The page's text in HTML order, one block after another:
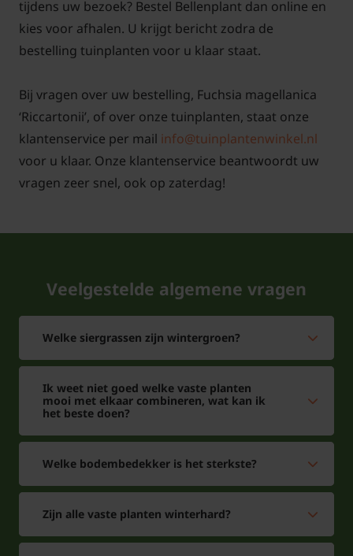
tijdens uw bezoek? Bestel Bellenplant dan online en
kies voor afhalen. U krijgt bericht zodra de
bestelling tuinplanten voor u klaar staat.
Bij vragen over uw bestelling, Fuchsia magellanica
‘Riccartonii’, of over onze tuinplanten, staat onze
klantenservice per mail info@tuinplantenwinkel.nl
voor u klaar. Onze klantenservice beantwoordt uw
vragen zeer snel, ook op zaterdag!
Veelgestelde algemene vragen
Welke siergrassen zijn wintergroen?
Ik weet niet goed welke vaste planten
mooi met elkaar combineren, wat kan ik
het beste doen?
Welke bodembedekker is het sterkste?
Zijn alle vaste planten winterhard?